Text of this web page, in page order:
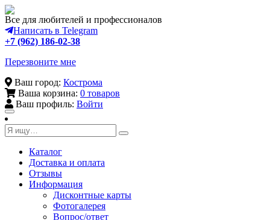
Все для любителей и профессионалов
Написать в Telegram
+7 (962) 186-02-38
Перезвоните мне
Ваш город: Кострома
Ваша корзина: 0 товаров
Ваш профиль: Войти
Toggle
navigation
Каталог
Доставка и оплата
Отзывы
Информация
Дисконтные карты
Фотогалерея
Вопрос/ответ